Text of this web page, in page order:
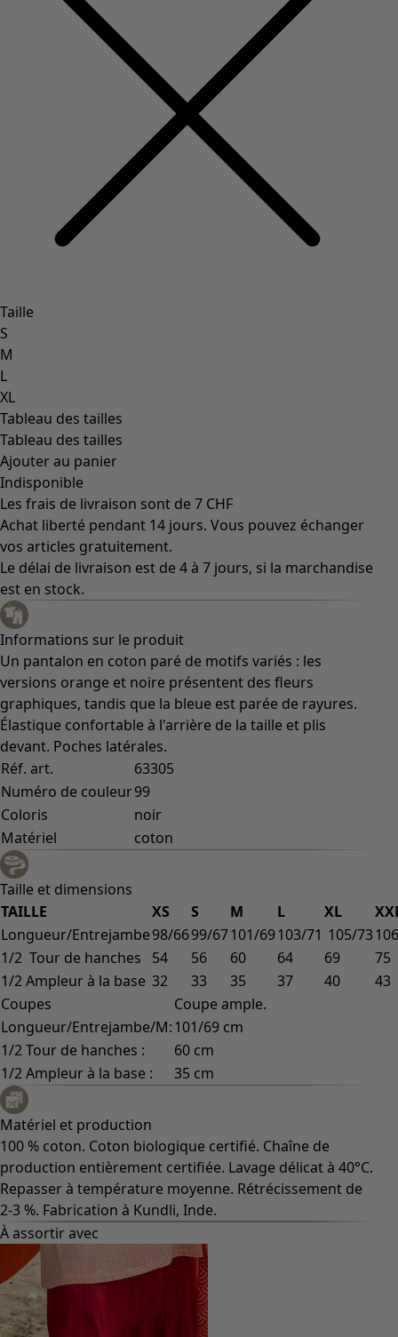
Taille
S
M
L
XL
Tableau des tailles
Tableau des tailles
Ajouter au panier
Indisponible
Les frais de livraison sont de 7 CHF
Achat liberté pendant 14 jours. Vous pouvez échanger
vos articles gratuitement.
Le délai de livraison est de 4 à 7 jours, si la marchandise
est en stock.
Informations sur le produit
Un pantalon en coton paré de motifs variés : les
versions orange et noire présentent des fleurs
graphiques, tandis que la bleue est parée de rayures.
Élastique confortable à l'arrière de la taille et plis
devant. Poches latérales.
Réf. art.
63305
Numéro de couleur99
Coloris
noir
Matériel
coton
Taille et dimensions
TAILLE
XS S M L XL
Longueur/Entrejambe98/6699/67101/69103/71 105/73
1/2 Tour de hanches
54 56 60 64 69
75
1/2 Ampleur à la base 32 33 35 37 40
43
Coupes
Coupe ample.
Longueur/Entrejambe/M:101/69 cm
1/2 Tour de hanches :
60 cm
1/2 Ampleur à la base :
35 cm
Matériel et production
100 % coton. Coton biologique certifié. Chaîne de
production entièrement certifiée. Lavage délicat à 40°C.
Repasser à température moyenne. Rétrécissement de
2-3 %. Fabrication à Kundli, Inde.
À assortir avec